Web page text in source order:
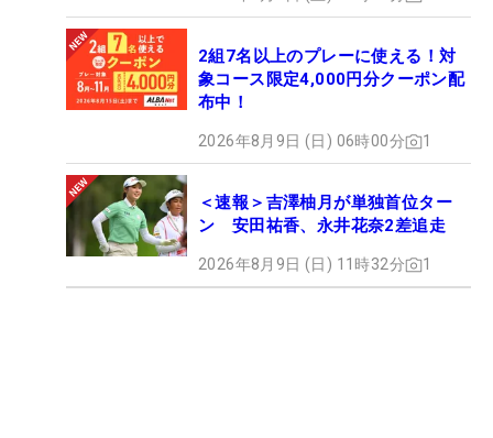
2組7名以上のプレーに使える！対
象コース限定4,000円分クーポン配
布中！
2026年8月9日 (日) 06時00分 1
＜速報＞吉澤柚月が単独首位ター
ン 安田祐香、永井花奈2差追走
2026年8月9日 (日) 11時32分 1